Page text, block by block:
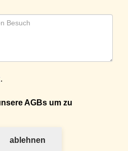
.
AGBs um zu
ablehnen